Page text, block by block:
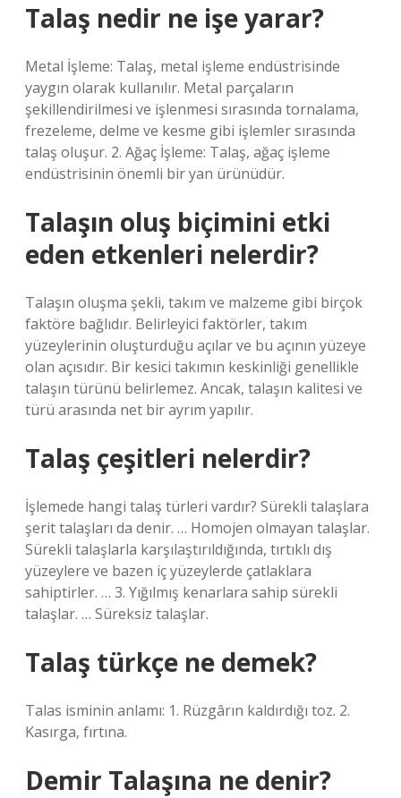
Talaş nedir ne işe yarar?
Metal İşleme: Talaş, metal işleme endüstrisinde
yaygın olarak kullanılır. Metal parçaların
şekillendirilmesi ve işlenmesi sırasında tornalama,
frezeleme, delme ve kesme gibi işlemler sırasında
talaş oluşur. 2. Ağaç İşleme: Talaş, ağaç işleme
endüstrisinin önemli bir yan ürünüdür.
Talaşın oluş biçimini etki
eden etkenleri nelerdir?
Talaşın oluşma şekli, takım ve malzeme gibi birçok
faktöre bağlıdır. Belirleyici faktörler, takım
yüzeylerinin oluşturduğu açılar ve bu açının yüzeye
olan açısıdır. Bir kesici takımın keskinliği genellikle
talaşın türünü belirlemez. Ancak, talaşın kalitesi ve
türü arasında net bir ayrım yapılır.
Talaş çeşitleri nelerdir?
İşlemede hangi talaş türleri vardır? Sürekli talaşlara
şerit talaşları da denir. … Homojen olmayan talaşlar.
Sürekli talaşlarla karşılaştırıldığında, tırtıklı dış
yüzeylere ve bazen iç yüzeylerde çatlaklara
sahiptirler. … 3. Yığılmış kenarlara sahip sürekli
talaşlar. … Süreksiz talaşlar.
Talaş türkçe ne demek?
Talas isminin anlamı: 1. Rüzgârın kaldırdığı toz. 2.
Kasırga, fırtına.
Demir Talaşına ne denir?